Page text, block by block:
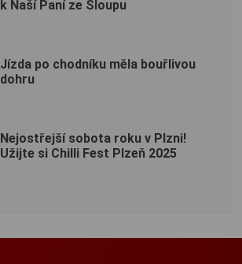
k Naší Paní ze Sloupu
Jízda po chodníku měla bouřlivou
dohru
Nejostřejší sobota roku v Plzni!
Užijte si Chilli Fest Plzeň 2025